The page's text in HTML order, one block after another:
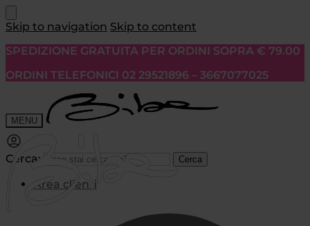
Skip to navigation Skip to content
SPEDIZIONE GRATUITA PER ORDINI SOPRA € 79.00
ORDINI TELEFONICI 02 29521896 – 3667077025
MENU
Cerca: Cerca
Area clienti